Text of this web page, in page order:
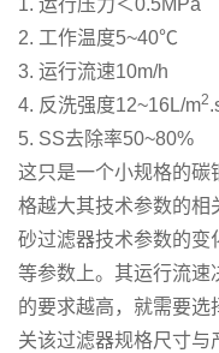
1. 运行压力＜0.5MPa
2. 工作温度5~40℃
3. 运行流速10m/h
4. 反洗强度12~16L/m2
5. SS去除率50~80%
这只是一个小规格的碳
格越大其技术参数的相
砂过滤器技术参数的变
等参数上。其运行流速
的要求越高，就需要选
关该过滤器规格尺寸与